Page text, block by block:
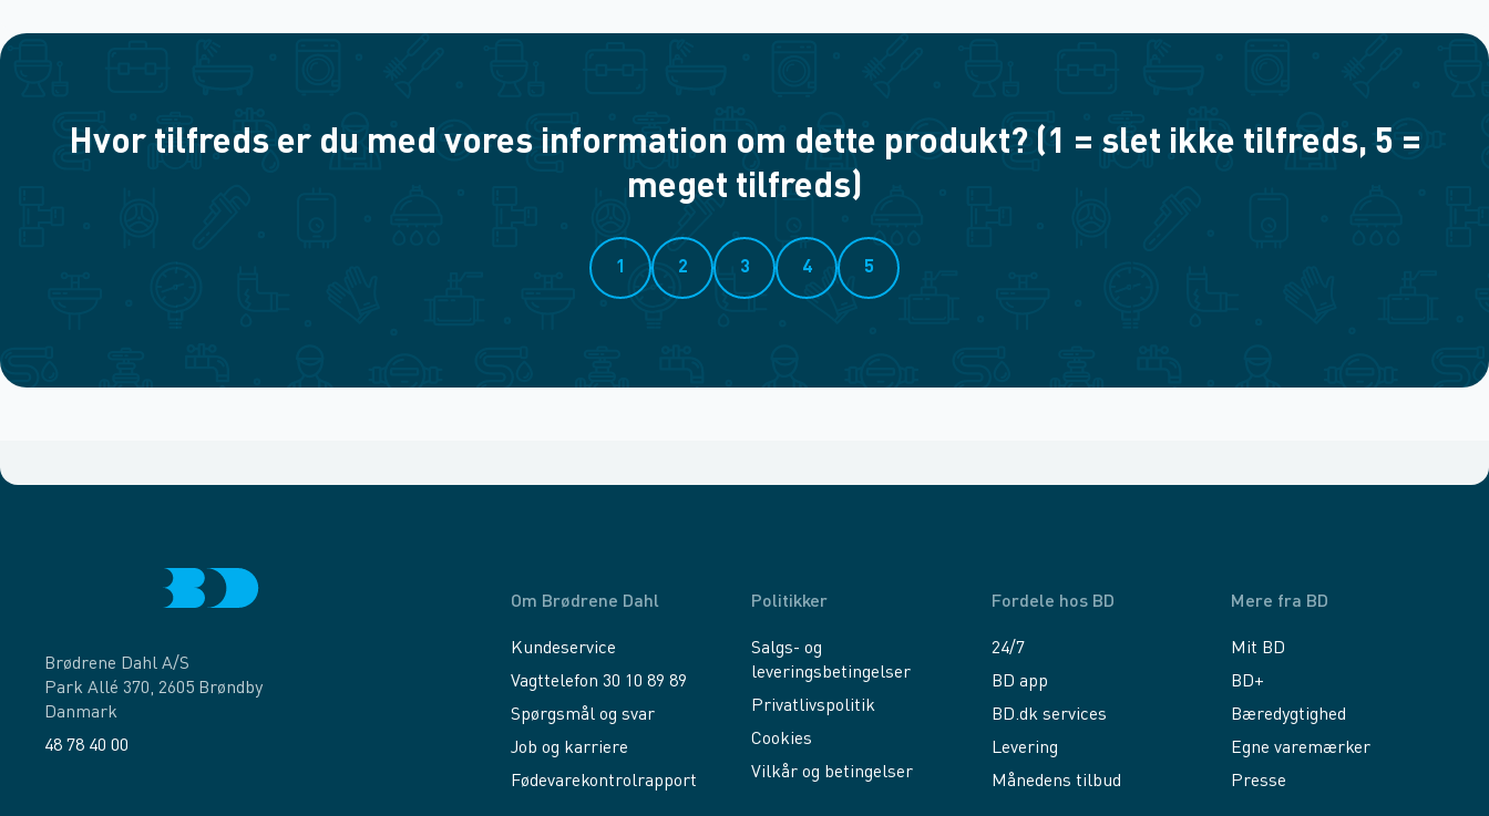
Hvor tilfreds er du med vores information om dette produkt? (1 = slet ikke tilfreds, 5 =
meget tilfreds)
1 2 3 4 5
Brødrene Dahl A/S
Park Allé 370, 2605 Brøndby
Danmark
48 78 40 00
Om Brødrene Dahl
Kundeservice
Vagttelefon 30 10 89 89
Spørgsmål og svar
Job og karriere
Fødevarekontrolrapport
Politikker
Salgs- og
leveringsbetingelser
Privatlivspolitik
Cookies
Vilkår og betingelser
Fordele hos BD
24/7
BD app
BD.dk services
Levering
Månedens tilbud
Mere fra BD
Mit BD
BD+
Bæredygtighed
Egne varemærker
Presse